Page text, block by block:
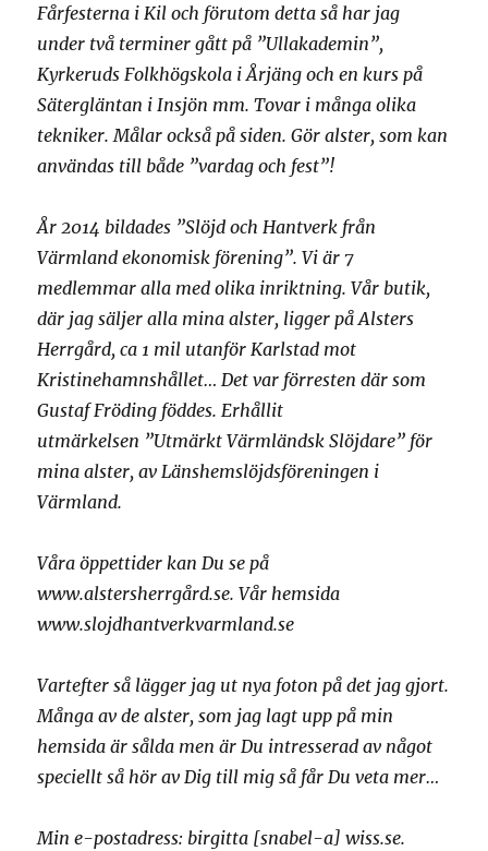
Fårfesterna i Kil och förutom detta så har jag
under två terminer gått på ”Ullakademin”,
Kyrkeruds Folkhögskola i Årjäng och en kurs på
Sätergläntan i Insjön mm. Tovar i många olika
tekniker. Målar också på siden. Gör alster, som kan
användas till både ”vardag och fest”!
År 2014 bildades ”Slöjd och Hantverk från
Värmland ekonomisk förening”. Vi är 7
medlemmar alla med olika inriktning. Vår butik,
där jag säljer alla mina alster, ligger på Alsters
Herrgård, ca 1 mil utanför Karlstad mot
Kristinehamnshållet… Det var förresten där som
Gustaf Fröding föddes. Erhållit
utmärkelsen ”Utmärkt Värmländsk Slöjdare” för
mina alster, av Länshemslöjdsföreningen i
Värmland.
Våra öppettider kan Du se på
www.alstersherrgård.se. Vår hemsida
www.slojdhantverkvarmland.se
Vartefter så lägger jag ut nya foton på det jag gjort.
Många av de alster, som jag lagt upp på min
hemsida är sålda men är Du intresserad av något
speciellt så hör av Dig till mig så får Du veta mer…
Min e-postadress: birgitta [snabel-a] wiss.se.